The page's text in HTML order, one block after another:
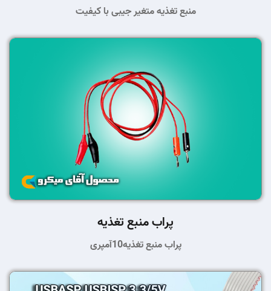
منبع تغذیه متغیر جیبی با کیفیت
پراب منبع تغذیه
پراب منبع تغذیه10آمپری